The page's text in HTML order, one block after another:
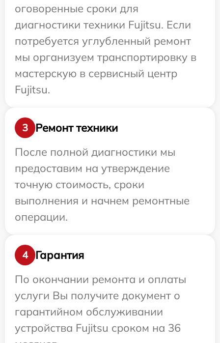
оговоренные сроки для
диагностики техники Fujitsu. Если
потребуется углубленный ремонт
мы организуем транспортировку в
мастерскую в сервисный центр
Fujitsu.
3
Ремонт техники
После полной диагностики мы
предоставим на утверждение
точную стоимость, сроки
выполнения и начнем ремонтные
операции.
4
Гарантия
По окончании ремонта и оплаты
услуги Вы получите документ о
гарантийном обслуживании
устройства Fujitsu сроком на 36